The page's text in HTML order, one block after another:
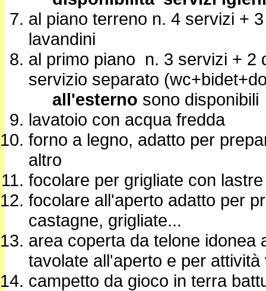
al piano terreno n. 4 servizi +
lavandini
al primo piano n. 3 servizi + 2
servizio separato
all'esterno sono disponibili
lavatoio con acqua fredda
forno a legno, adatto per
altro
focolare per grigliate con
focolare all'aperto adatto per
castagne, grigliate...
area coperta da telone idonea
tavolate all'aperto e per attività
campetto da gioco in terra